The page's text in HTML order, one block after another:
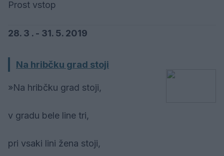
Prost vstop
28. 3 . - 31. 5. 2019
Na hribčku grad stoji
»Na hribčku grad stoji,
v gradu bele line tri,
pri vsaki lini žena stoji,